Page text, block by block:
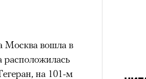
Москва вошла в
расположилась
на 101-м